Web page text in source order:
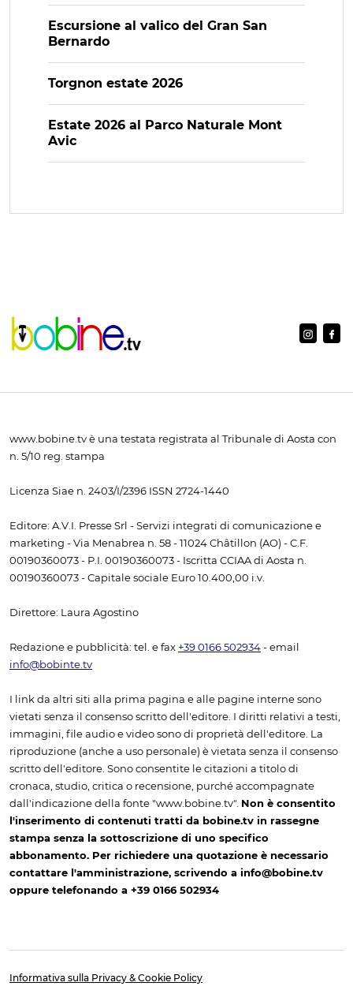
Escursione al valico del Gran San
Bernardo
Torgnon estate 2026
Estate 2026 al Parco Naturale Mont
Avic
www.bobine.tv è una testata registrata al Tribunale di Aosta con
n. 5/10 reg. stampa
Licenza Siae n. 2403/I/2396 ISSN 2724-1440
Editore: A.V.I. Presse Srl - Servizi integrati di comunicazione e
marketing - Via Menabrea n. 58 - 11024 Châtillon (AO) - C.F.
00190360073 - P.I. 00190360073 - Iscritta CCIAA di Aosta n.
00190360073 - Capitale sociale Euro 10.400,00 i.v.
Direttore: Laura Agostino
Redazione e pubblicità: tel. e fax +39 0166 502934 - email
info@bobinte.tv
I link da altri siti alla prima pagina e alle pagine interne sono
vietati senza il consenso scritto dell'editore. I diritti relativi a testi,
immagini, file audio e video sono di proprietà dell'editore. La
riproduzione (anche a uso personale) è vietata senza il consenso
scritto dell'editore. Sono consentite le citazioni a titolo di
cronaca, studio, critica o recensione, purché accompagnate
dall'indicazione della fonte "www.bobine.tv". Non è consentito
l'inserimento di contenuti tratti da bobine.tv in rassegne
stampa senza la sottoscrizione di uno specifico
abbonamento. Per richiedere una quotazione è necessario
contattare l'amministrazione, scrivendo a info@bobine.tv
oppure telefonando a +39 0166 502934
Informativa sulla Privacy & Cookie Policy